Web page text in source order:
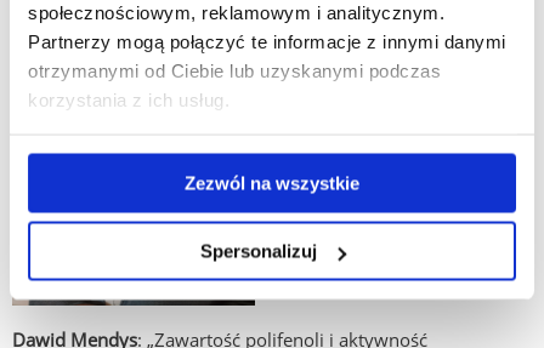
społecznościowym, reklamowym i analitycznym.
Partnerzy mogą połączyć te informacje z innymi danymi
otrzymanymi od Ciebie lub uzyskanymi podczas
korzystania z ich usług.
Zezwól na wszystkie
Spersonalizuj
Dawid Mendys: „Zawartość polifenoli i aktywność